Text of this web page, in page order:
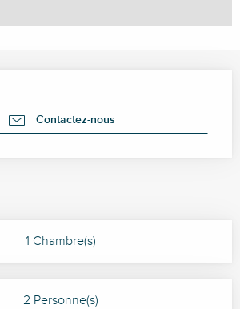
Contactez-nous
1 Chambre(s)
2 Personne(s)